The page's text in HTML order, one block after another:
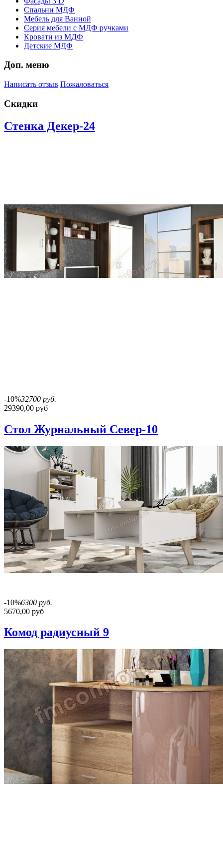
Спальни МДФ
Мебель для Ванной
Серия мебели с МДФ ручками
Кровати из МДФ
Детские МДФ
Доп. меню
Написать отзыв Пожаловаться
Скидки
Стенка Декер-24
-10%32700 руб.
29390,00 руб
Стол Журнальный Север-10
-10%6300 руб.
5670,00 руб
Комод радиусный 9